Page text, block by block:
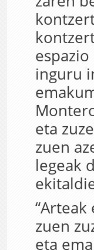
inguru
eta
zuen
legeak
zuen
eta